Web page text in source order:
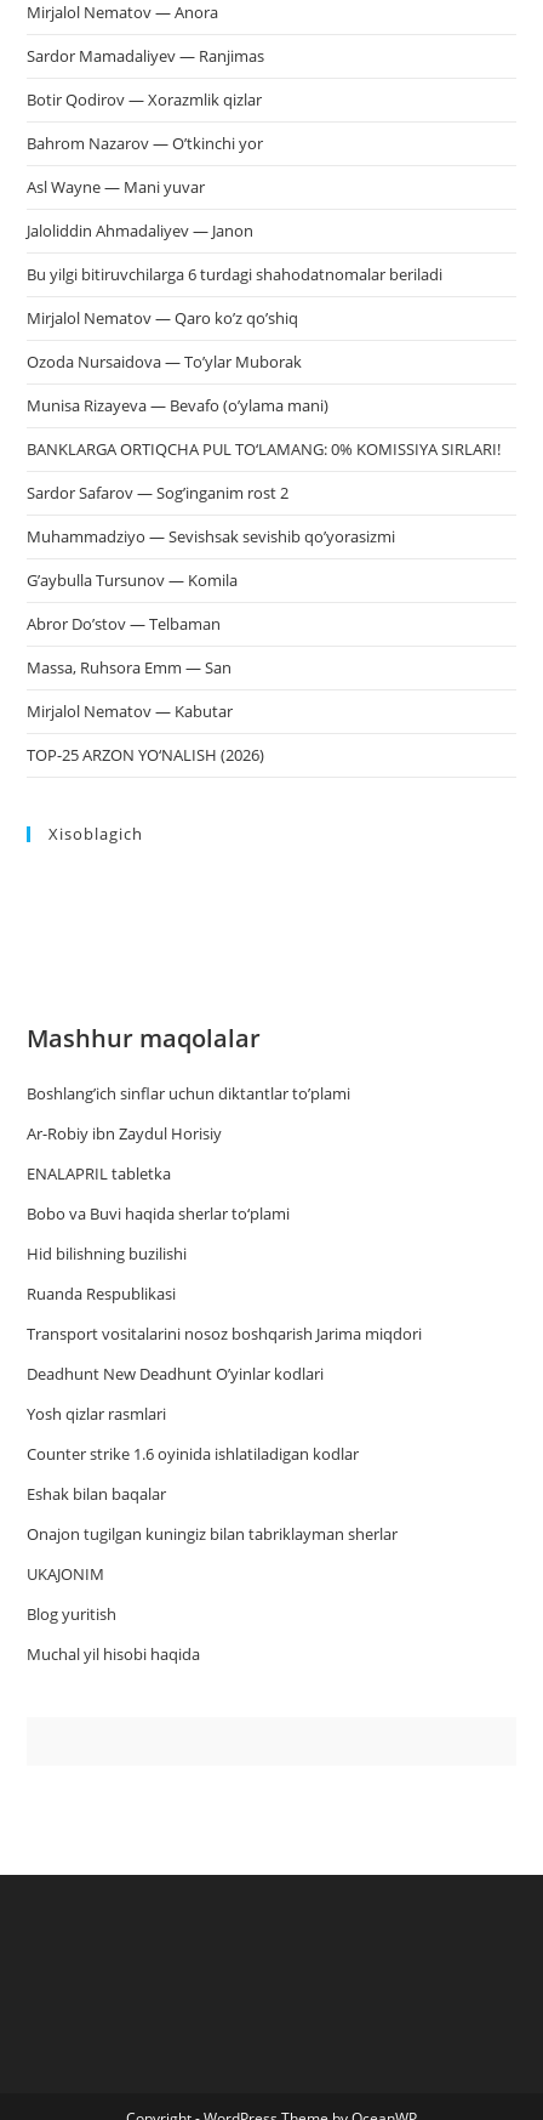
Mirjalol Nematov — Anora
Sardor Mamadaliyev — Ranjimas
Botir Qodirov — Xorazmlik qizlar
Bahrom Nazarov — O’tkinchi yor
Asl Wayne — Mani yuvar
Jaloliddin Ahmadaliyev — Janon
Bu yilgi bitiruvchilarga 6 turdagi shahodatnomalar beriladi
Mirjalol Nematov — Qaro ko’z qo’shiq
Ozoda Nursaidova — To’ylar Muborak
Munisa Rizayeva — Bevafo (o’ylama mani)
BANKLARGA ORTIQCHA PUL TO‘LAMANG: 0% KOMISSIYA SIRLARI!
Sardor Safarov — Sog’inganim rost 2
Muhammadziyo — Sevishsak sevishib qo’yorasizmi
G’aybulla Tursunov — Komila
Abror Do’stov — Telbaman
Massa, Ruhsora Emm — San
Mirjalol Nematov — Kabutar
TOP-25 ARZON YO‘NALISH (2026)
Xisoblagich
Mashhur maqolalar
Boshlang’ich sinflar uchun diktantlar to’plami
Ar-Robiy ibn Zaydul Horisiy
ENALAPRIL tabletka
Bobo va Buvi haqida sherlar to‘plami
Hid bilishning buzilishi
Ruanda Respublikasi
Trаnsport vositаlаrini nosoz boshqаrish Jаrimа miqdori
Deadhunt New Deadhunt O’yinlar kodlari
Yosh qizlar rasmlari
Counter strike 1.6 oyinida ishlatiladigan kodlar
Eshak bilan baqalar
Onajon tugilgan kuningiz bilan tabriklayman sherlar
UKAJONIM
Blog yuritish
Muchal yil hisobi haqida